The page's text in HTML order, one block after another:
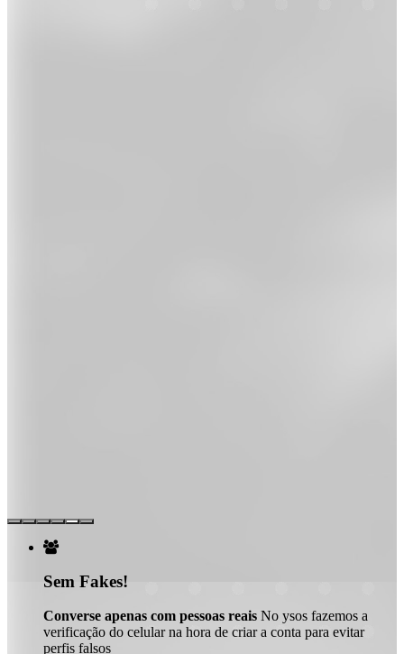

Sem Fakes!
Converse apenas com pessoas reais No ysos fazemos a
verificação do celular na hora de criar a conta para evitar
perfis falsos